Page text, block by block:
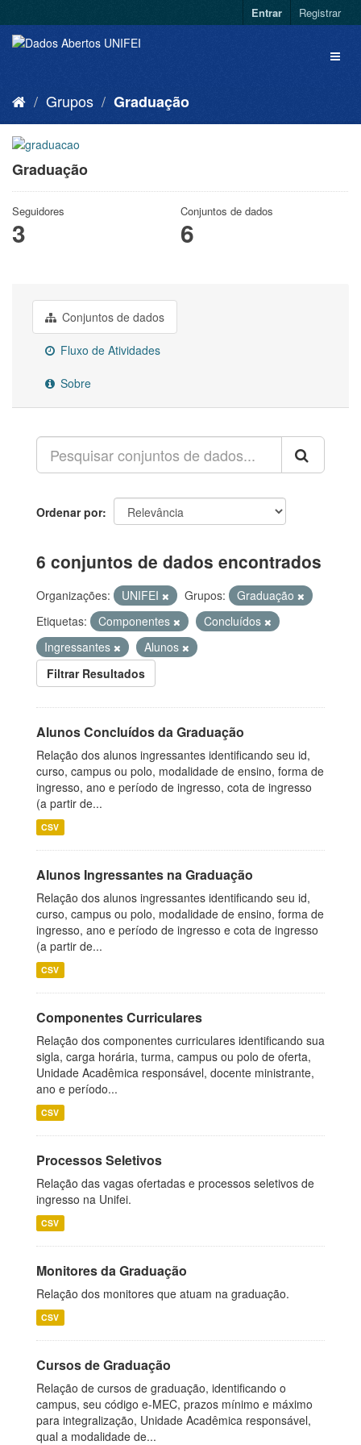
Entrar Registrar
Grupos Graduação
Graduação
Seguidores
3
Conjuntos de dados
6
Conjuntos de dados
Fluxo de Atividades
Sobre
Ordenar por
6 conjuntos de dados encontrados
Organizações: UNIFEI Grupos:
Graduação
Etiquetas:
Componentes
Concluídos
Ingressantes
Alunos
Filtrar Resultados
Alunos Concluídos da Graduação
Relação dos alunos ingressantes identificando seu id,
curso, campus ou polo, modalidade de ensino, forma de
ingresso, ano e período de ingresso, cota de ingresso
(a partir de...
CSV
Alunos Ingressantes na Graduação
Relação dos alunos ingressantes identificando seu id,
curso, campus ou polo, modalidade de ensino, forma de
ingresso, ano e período de ingresso e cota de ingresso
(a partir de...
CSV
Componentes Curriculares
Relação dos componentes curriculares identificando sua
sigla, carga horária, turma, campus ou polo de oferta,
Unidade Acadêmica responsável, docente ministrante,
ano e período...
CSV
Processos Seletivos
Relação das vagas ofertadas e processos seletivos de
ingresso na Unifei.
CSV
Monitores da Graduação
Relação dos monitores que atuam na graduação.
CSV
Cursos de Graduação
Relação de cursos de graduação, identificando o
campus, seu código e-MEC, prazos mínimo e máximo
para integralização, Unidade Acadêmica responsável,
qual a modalidade de...